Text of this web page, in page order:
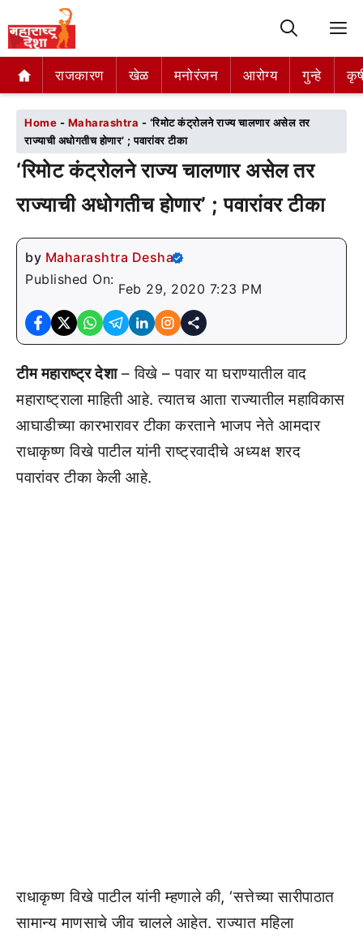
राजकारण खेळ मनोरंजन आरोग्य गुन्हे
राजकारण खेळ मनोरंजन आरोग्य गुन्हे
Home - Maharashtra - ‘रिमोट कंट्रोलने राज्य चालणार असेल तर
राज्याची अधोगतीच होणार’ ; पवारांवर टीका
‘रिमोट कंट्रोलने राज्य चालणार असेल तर
राज्याची अधोगतीच होणार’ ; पवारांवर टीका
by Maharashtra Desha
Published On:
Feb 29, 2020 7:23 PM
टीम महाराष्ट्र देशा– विखे – पवार या घराण्यातील वाद
महाराष्ट्राला माहिती आहे. त्यातच आता राज्यातील महाविकास
आघाडीच्या कारभारावर टीका करताने भाजप नेते आमदार
राधाकृष्ण विखे पाटील यांनी राष्ट्रवादीचे अध्यक्ष शरद
पवारांवर टीका केली आहे.
राधाकृष्ण विखे पाटील यांनी म्हणाले की, ‘सत्तेच्या सारीपाठात
सामान्य माणसाचे जीव चालले आहेत. राज्यात महिला